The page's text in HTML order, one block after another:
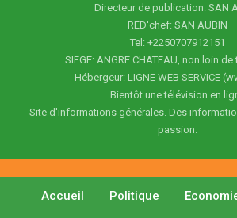
Directeur de publication: SAN
RED'chef: SAN AUBIN
Tel: +2250707912151
SIEGE: ANGRE CHATEAU, non loin
Hébergeur: LIGNE WEB SERVICE
Bientôt une télévision en
Site d'informations générales. Des
passion.
Accueil Politique